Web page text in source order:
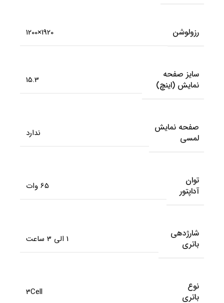
رزولوشن 1920×1200
سایز صفحه
نمایش (اینچ)
15.3
صفحه نمایش
لمسی
ندارد
توان
آداپتور
65 وات
شارژدهی
باتری
1 الی 3 ساعت
نوع
باتری
3Cell